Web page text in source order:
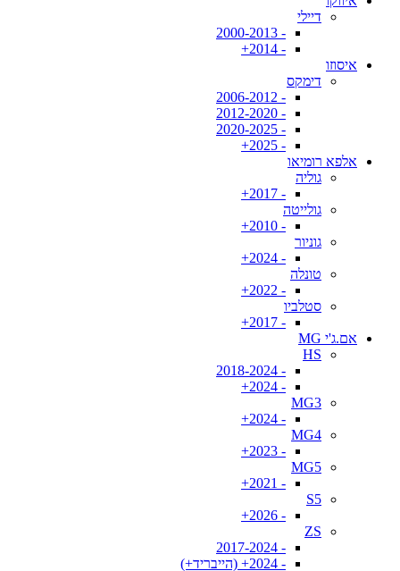
דיילי
- 2000-2013
- 2014+
איסוזו
דימקס
- 2006-2012
- 2012-2020
- 2020-2025
- 2025+
אלפא רומיאו
גוליה
- 2017+
גולייטה
- 2010+
גוניור
- 2024+
טונלה
- 2022+
סטלביו
- 2017+
אם.ג'י MG
HS
- 2018-2024
- 2024+
MG3
- 2024+
MG4
- 2023+
MG5
- 2021+
S5
- 2026+
ZS
- 2017-2024
- 2024+ (הייבריד+)